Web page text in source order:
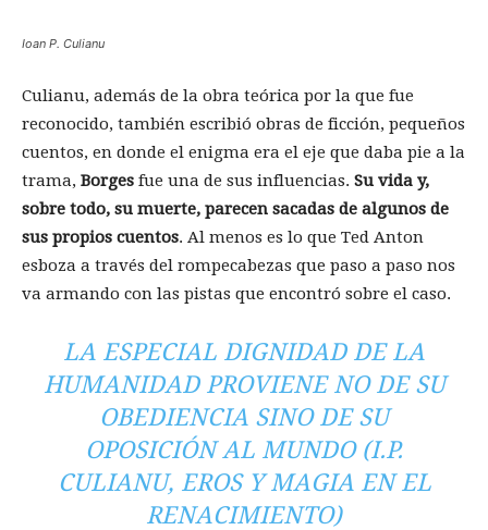
Ioan P. Culianu
Culianu, además de la obra teórica por la que fue
reconocido, también escribió obras de ficción, pequeños
cuentos, en donde el enigma era el eje que daba pie a la
trama, Borges fue una de sus influencias. Su vida y,
sobre todo, su muerte, parecen sacadas de algunos de
sus propios cuentos. Al menos es lo que Ted Anton
esboza a través del rompecabezas que paso a paso nos
va armando con las pistas que encontró sobre el caso.
LA ESPECIAL DIGNIDAD DE LA
HUMANIDAD PROVIENE NO DE SU
OBEDIENCIA SINO DE SU
OPOSICIÓN AL MUNDO (I.P.
CULIANU, EROS Y MAGIA EN EL
RENACIMIENTO)